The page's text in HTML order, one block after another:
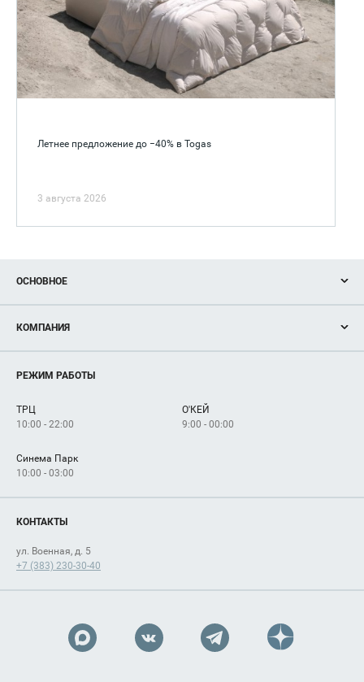
Летнее предложение до −40% в Togas
3 августа 2026
ОСНОВНОЕ
Новости
Магазины
Услуги
КОМПАНИЯ
Рекламодателям
Как добраться
РЕЖИМ РАБОТЫ
ТРЦ
10:00 - 22:00
О'КЕЙ
9:00 - 00:00
Синема Парк
10:00 - 03:00
КОНТАКТЫ
ул. Военная, д. 5
+7 (383) 230-30-40